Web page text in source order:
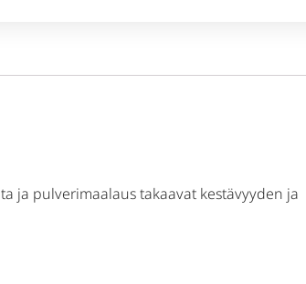
ja pulverimaalaus takaavat kestävyyden ja